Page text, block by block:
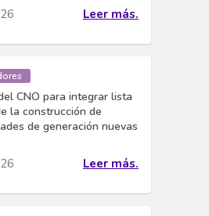
Leer más.
CNO para integrar lista
la construcción de
de generación nuevas
Leer más.